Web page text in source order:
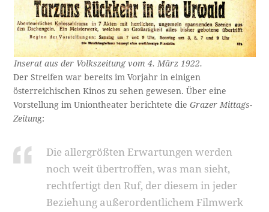
Inserat aus der Volkszeitung vom 4. März 1922.
Der Streifen war bereits im Vorjahr in einigen
österreichischen Kinos zu sehen gewesen. Über eine
Vorstellung im Uniontheater berichtete dieGrazer Mittags-
Zeitung:
Die allergrößten Erwartungen werden
noch weit übertroffen, was man sieht,
rechtfertigt den Ruf, der diesem in jeder
Beziehung außerordentlichem Filmwerk